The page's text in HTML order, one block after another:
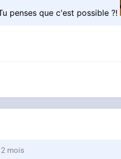
penses que c'est possible ?!
2 mois